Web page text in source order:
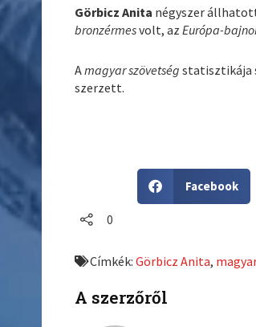
Görbicz Anita négyszer
bronzérmesvolt, az Európa-
Amagyar szövetség statisztikája
szerzett.
h
o
f
Facebook
0
Címkék:Görbicz Anita,
A szerzőről